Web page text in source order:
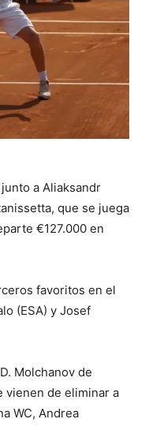
a Aliaksandr
que se juega
€127.000 en
favoritos en el
(ESA) y Josef
Molchanov de
vienen de eliminar a
WC, Andrea